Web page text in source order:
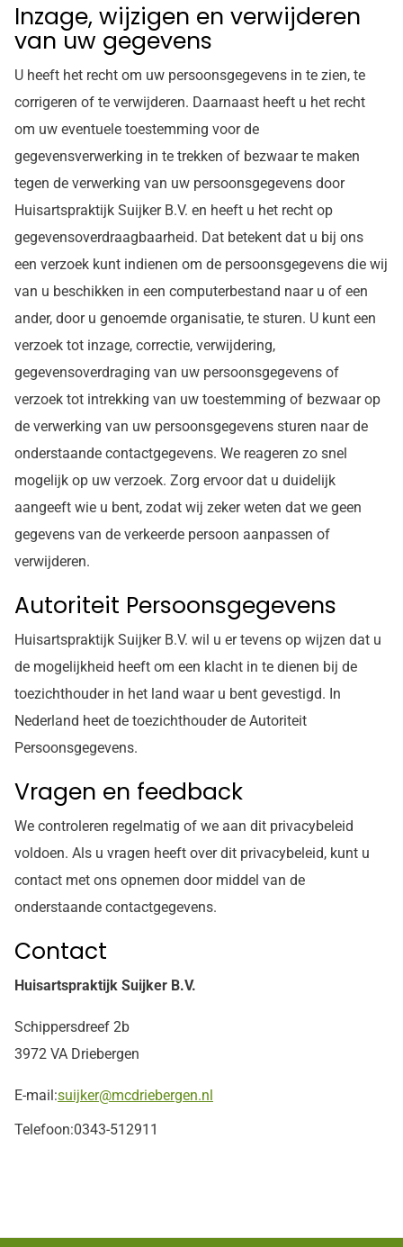
Inzage, wijzigen en verwijderen
van uw gegevens
U heeft het recht om uw persoonsgegevens in te zien, te
corrigeren of te verwijderen. Daarnaast heeft u het recht
om uw eventuele toestemming voor de
gegevensverwerking in te trekken of bezwaar te maken
tegen de verwerking van uw persoonsgegevens door
Huisartspraktijk Suijker B.V. en heeft u het recht op
gegevensoverdraagbaarheid. Dat betekent dat u bij ons
een verzoek kunt indienen om de persoonsgegevens die wij
van u beschikken in een computerbestand naar u of een
ander, door u genoemde organisatie, te sturen. U kunt een
verzoek tot inzage, correctie, verwijdering,
gegevensoverdraging van uw persoonsgegevens of
verzoek tot intrekking van uw toestemming of bezwaar op
de verwerking van uw persoonsgegevens sturen naar de
onderstaande contactgegevens. We reageren zo snel
mogelijk op uw verzoek. Zorg ervoor dat u duidelijk
aangeeft wie u bent, zodat wij zeker weten dat we geen
gegevens van de verkeerde persoon aanpassen of
verwijderen.
Autoriteit Persoonsgegevens
Huisartspraktijk Suijker B.V. wil u er tevens op wijzen dat u
de mogelijkheid heeft om een klacht in te dienen bij de
toezichthouder in het land waar u bent gevestigd. In
Nederland heet de toezichthouder de Autoriteit
Persoonsgegevens.
Vragen en feedback
We controleren regelmatig of we aan dit privacybeleid
voldoen. Als u vragen heeft over dit privacybeleid, kunt u
contact met ons opnemen door middel van de
onderstaande contactgegevens.
Contact
Huisartspraktijk Suijker B.V.
Schippersdreef 2b
3972 VA Driebergen
E-mail:suijker@mcdriebergen.nl
Telefoon:0343-512911